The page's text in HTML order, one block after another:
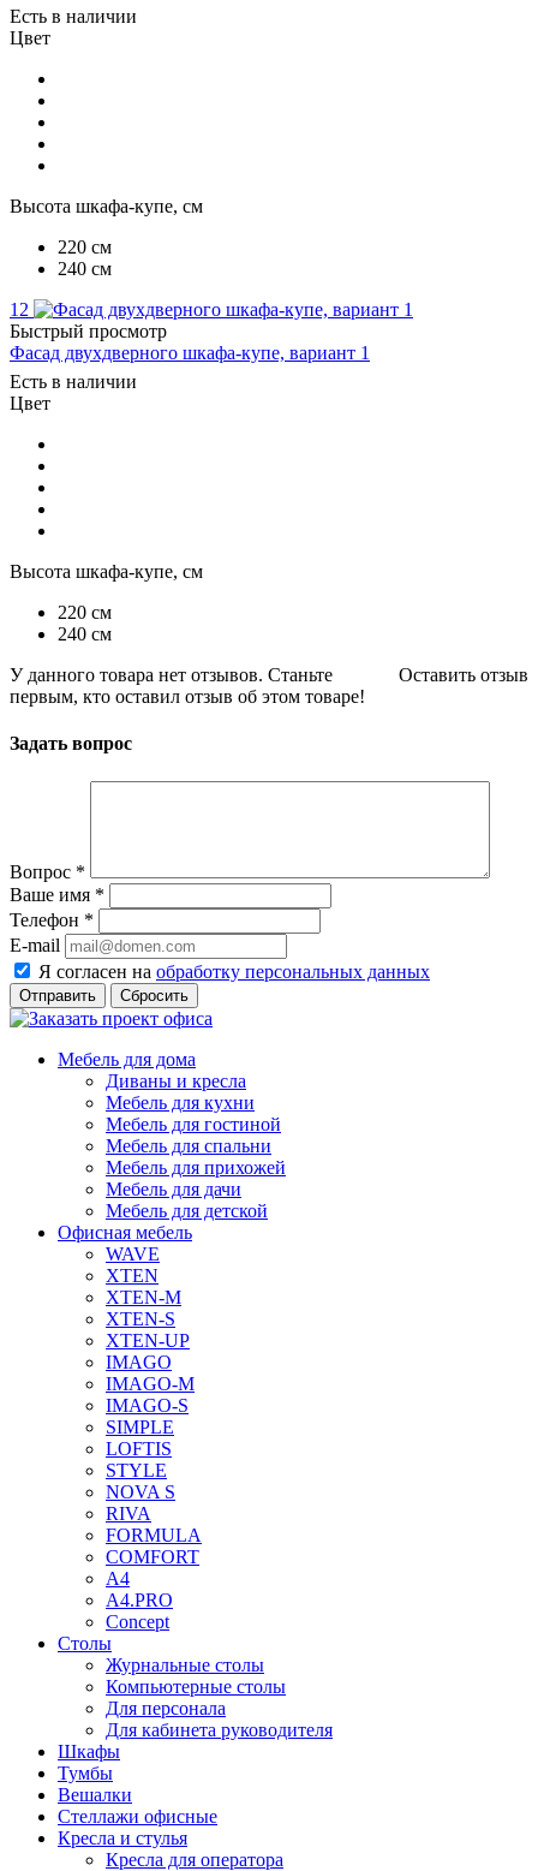
Есть в наличии
Цвет
Высота шкафа-купе, см
220 см
240 см
12
Быстрый просмотр
Фасад двухдверного шкафа-купе, вариант 1
Есть в наличии
Цвет
Высота шкафа-купе, см
220 см
240 см
Оставить отзыв
У данного товара нет отзывов. Станьте
первым, кто оставил отзыв об этом товаре!
Задать вопрос
Вопрос *
Ваше имя *
Телефон *
E-mail
Я согласен на обработку персональных данных
Сбросить
Мебель для дома
Диваны и кресла
Мебель для кухни
Мебель для гостиной
Мебель для спальни
Мебель для прихожей
Мебель для дачи
Мебель для детской
Офисная мебель
WAVE
XTEN
XTEN-M
XTEN-S
XTEN-UP
IMAGO
IMAGO-M
IMAGO-S
SIMPLE
LOFTIS
STYLE
NOVA S
RIVA
FORMULA
COMFORT
A4
A4.PRO
Concept
Столы
Журнальные столы
Компьютерные столы
Для персонала
Для кабинета руководителя
Шкафы
Тумбы
Вешалки
Стеллажи офисные
Кресла и стулья
Кресла для оператора